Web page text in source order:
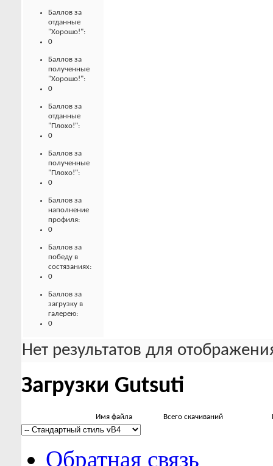
Баллов за
отданные
"Хорошо!":
0
Баллов за
полученные
"Хорошо!":
0
Баллов за
отданные
"Плохо!":
0
Баллов за
полученные
"Плохо!":
0
Баллов за
наполнение
профиля:
0
Баллов за
победу в
состязаниях:
0
Баллов за
загрузку в
галерею:
0
Нет результатов для
Загрузки Gutsuti
Имя файла Всего скачиваний
Обратная связь